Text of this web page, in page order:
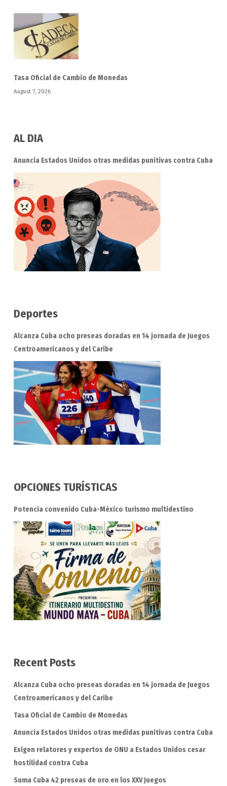
Tasa Oficial de Cambio de Monedas
August 7, 2026
AL DIA
Anuncia Estados Unidos otras medidas punitivas contra Cuba
Deportes
Alcanza Cuba ocho preseas doradas en 14 jornada de Juegos
Centroamericanos y del Caribe
OPCIONES TURÍSTICAS
Potencia convenido Cuba-México turismo multidestino
Recent Posts
Alcanza Cuba ocho preseas doradas en 14 jornada de Juegos
Centroamericanos y del Caribe
Tasa Oficial de Cambio de Monedas
Anuncia Estados Unidos otras medidas punitivas contra Cuba
Exigen relatores y expertos de ONU a Estados Unidos cesar
hostilidad contra Cuba
Suma Cuba 42 preseas de oro en los XXV Juegos